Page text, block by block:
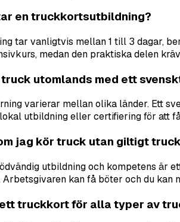
en truckkortsutbildning?
tar vanligtvis mellan 1 till 3 dagar,
medan den praktiska delen
truck utomlands med ett
varierar mellan olika länder. Ett
utbildning eller certifiering för att
jag kör truck utan giltigt
utbildning och kompetens är
kan få böter och du
truckkort för alla typer av